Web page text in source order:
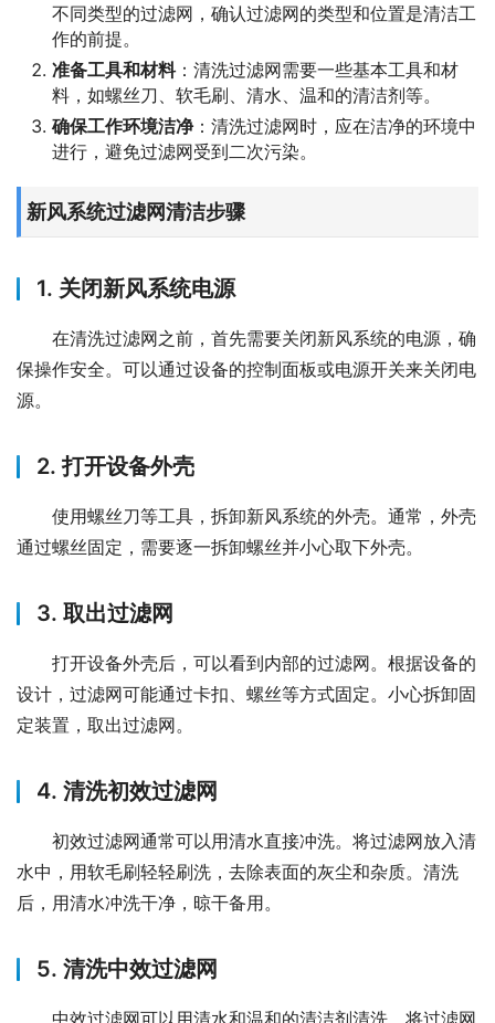
不同类型的过滤网，确认过滤网的类型和位置是清洁工
作的前提。
准备工具和材料：清洗过滤网需要一些基本工具和材
料，如螺丝刀、软毛刷、清水、温和的清洁剂等。
确保工作环境洁净：清洗过滤网时，应在洁净的环境中
进行，避免过滤网受到二次污染。
新风系统过滤网清洁步骤
1. 关闭新风系统电源
在清洗过滤网之前，首先需要关闭新风系统的电源，确
保操作安全。可以通过设备的控制面板或电源开关来关闭电
源。
2. 打开设备外壳
使用螺丝刀等工具，拆卸新风系统的外壳。通常，外壳
通过螺丝固定，需要逐一拆卸螺丝并小心取下外壳。
3. 取出过滤网
打开设备外壳后，可以看到内部的过滤网。根据设备的
设计，过滤网可能通过卡扣、螺丝等方式固定。小心拆卸固
定装置，取出过滤网。
4. 清洗初效过滤网
初效过滤网通常可以用清水直接冲洗。将过滤网放入清
水中，用软毛刷轻轻刷洗，去除表面的灰尘和杂质。清洗
后，用清水冲洗干净，晾干备用。
5. 清洗中效过滤网
中效过滤网可以用清水和温和的清洁剂清洗。将过滤网